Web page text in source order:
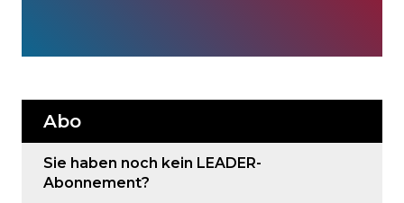
Abo
Sie haben noch kein LEADER-
Abonnement?